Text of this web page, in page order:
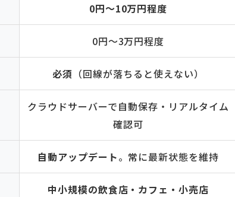
0円〜10万円程度
0円〜3万円程度
必須 （回線が落ちると使えない）
クラウドサーバーで自動保存・リアルタイム
確認可
自動アップデート。常に最新状態を維持
中小規模の飲食店・カフェ・小売店